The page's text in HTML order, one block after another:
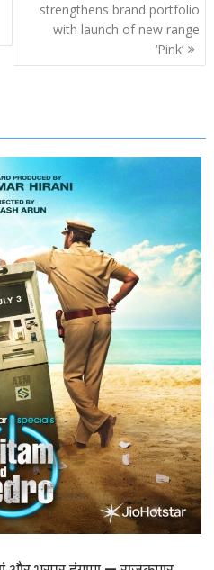
strengthens brand portfolio
with launch of new range
‘Pink’